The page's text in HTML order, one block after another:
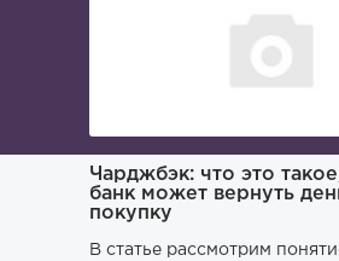
Чарджбэк: что это
банк может вернуть
покупку
В статье рассмотрим